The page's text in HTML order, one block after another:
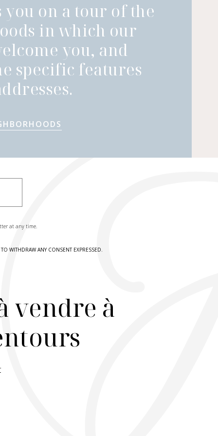
you on a tour of the
in which our
you, and
specific features
at any time.
WITHDRAW ANY CONSENT EXPRESSED.
vendre à